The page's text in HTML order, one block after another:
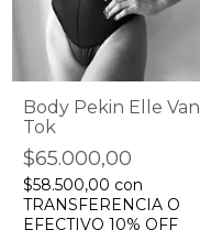
Body Pekin Elle Van
Tok
$65.000,00
$58.500,00 con
TRANSFERENCIA O
EFECTIVO 10% OFF